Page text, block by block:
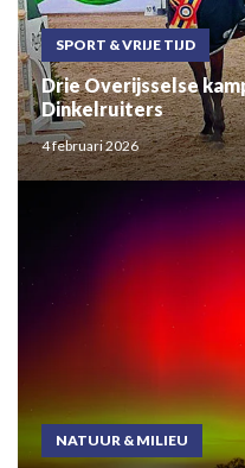
SPORT & VRIJE TIJD
Drie Overijsselse
Dinkelruiters
4 februari 2026
NATUUR & MILIEU